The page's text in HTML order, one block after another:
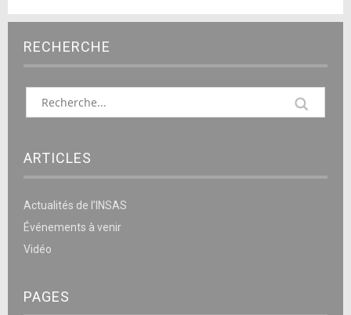
RECHERCHE
ARTICLES
Actualités de l’INSAS
Événements à venir
Vidéo
PAGES